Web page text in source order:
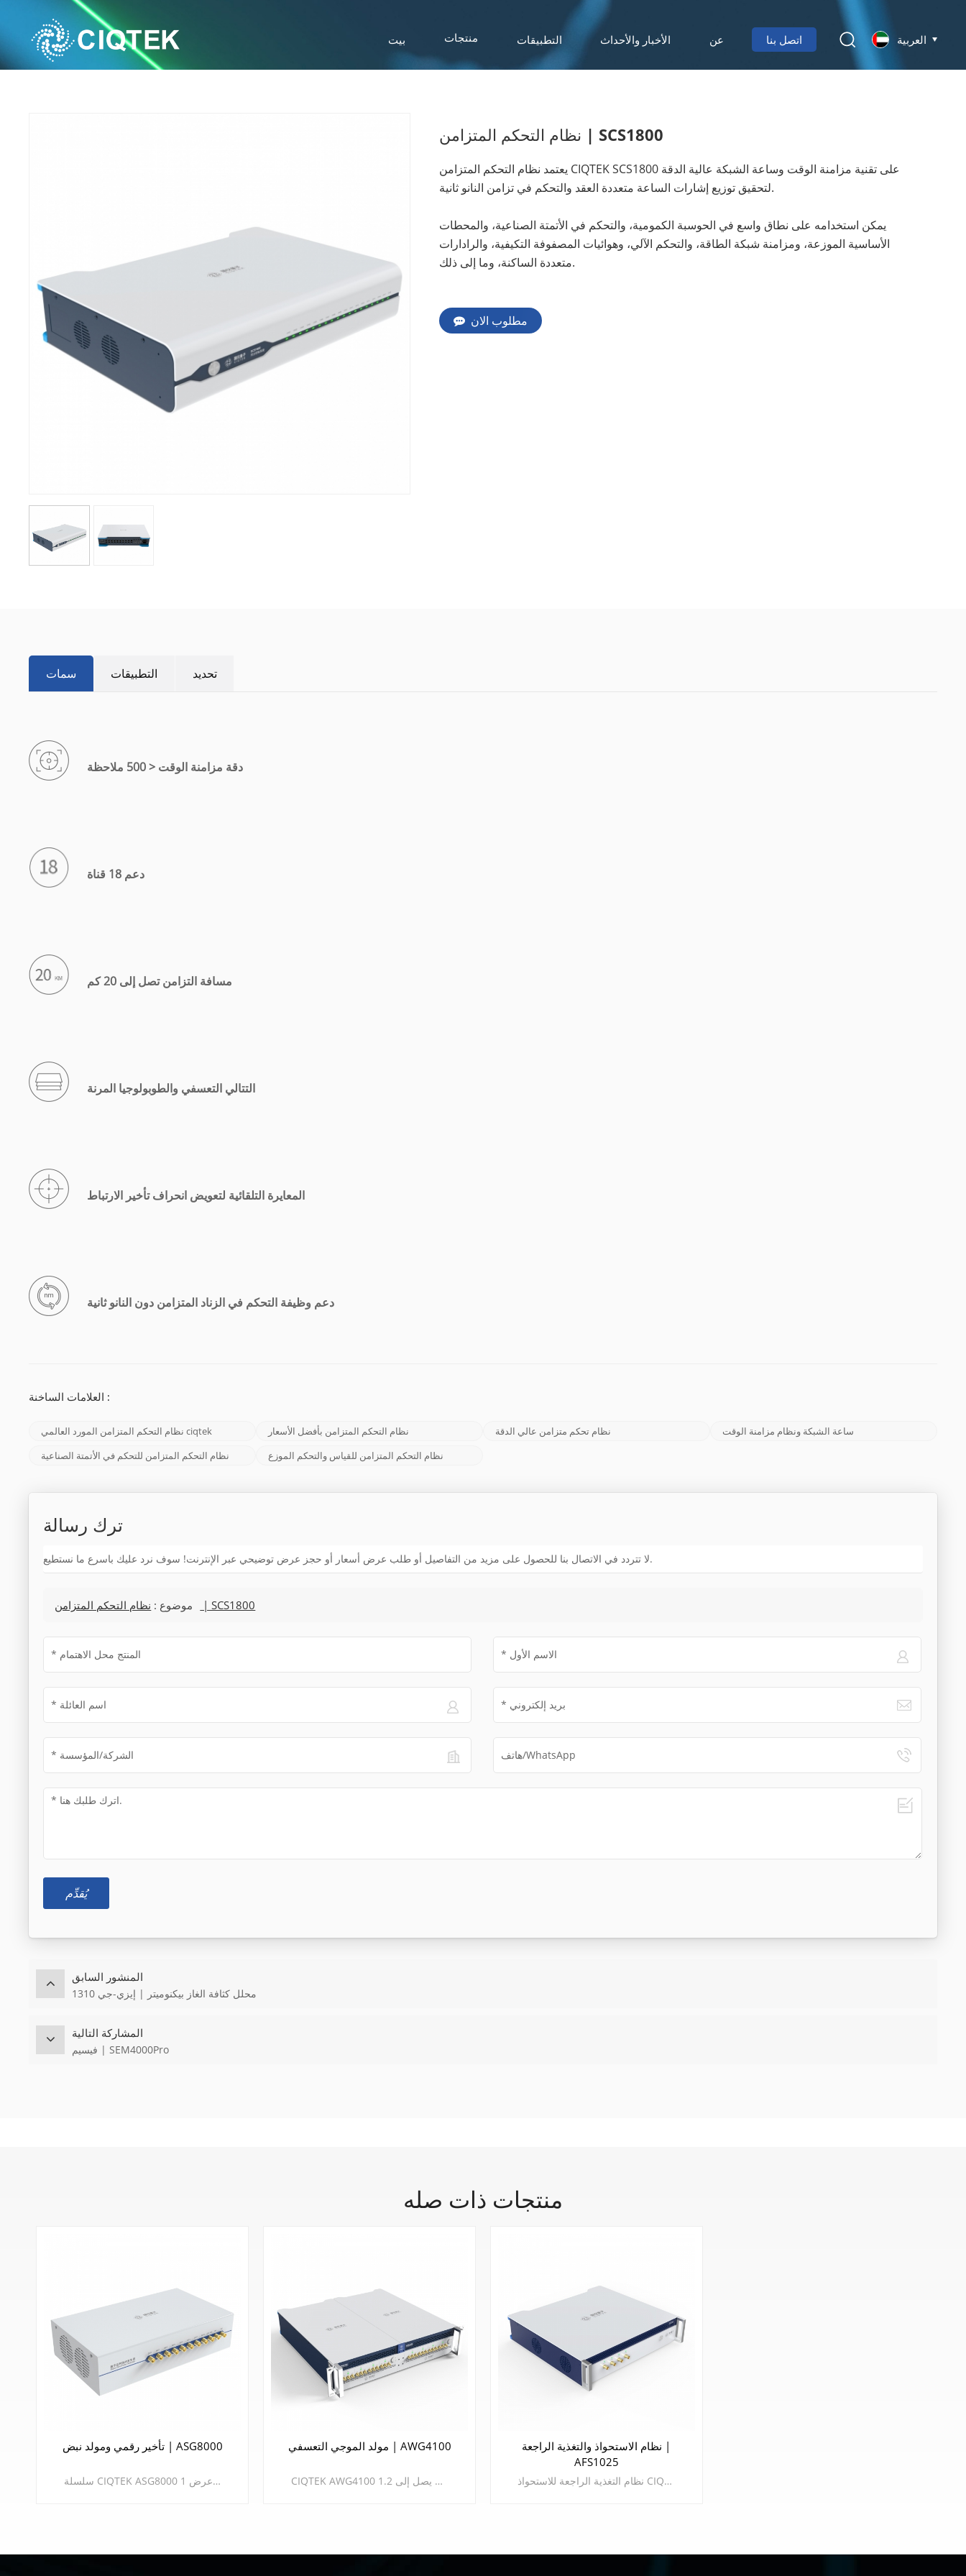
بيت منتجات التطبيقات الأخبار والأحداث عن اتصل بنا العربية
نظام التحكم المتزامن | SCS1800
يعتمد نظام التحكم المتزامن CIQTEK SCS1800 على تقنية مزامنة الوقت وساعة الشبكة عالية الدقة
لتحقيق توزيع إشارات الساعة متعددة العقد والتحكم في تزامن النانو ثانية.
يمكن استخدامه على نطاق واسع في الحوسبة الكمومية، والتحكم في الأتمتة الصناعية، والمحطات
الأساسية الموزعة، ومزامنة شبكة الطاقة، والتحكم الآلي، وهوائيات المصفوفة التكيفية، والرادارات
متعددة الساكنة، وما إلى ذلك.
مطلوب الان
سمات التطبيقات تحديد
دقة مزامنة الوقت < 500 ملاحظة
دعم 18 قناة
مسافة التزامن تصل إلى 20 كم
التتالي التعسفي والطوبولوجيا المرنة
المعايرة التلقائية لتعويض انحراف تأخير الارتباط
دعم وظيفة التحكم في الزناد المتزامن دون النانو ثانية
العلامات الساخنة :
نظام التحكم المتزامن المورد العالمي ciqtek نظام التحكم المتزامن بأفضل الأسعار نظام تحكم متزامن عالي الدقة
ساعة الشبكة ونظام مزامنة الوقت
نظام التحكم المتزامن للتحكم في الأتمتة الصناعية
نظام التحكم المتزامن للقياس والتحكم الموزع
ترك رسالة
لا تتردد في الاتصال بنا للحصول على مزيد من التفاصيل أو طلب عرض أسعار أو حجز عرض توضيحي عبر الإنترنت! سوف نرد عليك باسرع ما نستطيع.
موضوع : نظام التحكم المتزامن | SCS1800
يُقدِّم
المنشور السابق
محلل كثافة الغاز بيكنوميتر | إيزي-جي 1310
المشاركة التالية
فيسيم | SEM4000Pro
منتجات ذات صله
تأخير رقمي ومولد نبض | ASG8000
سلسلة CIQTEK ASG8000 عبارة عن مولدات نبض تأخير رقمية عالية السرعة ودقة عالية وقابلة للبرمجة قادرة على إخراج تسلسلات نبضية معقدة بدقة عرض 1ns مع توفير ارتعاش RMS أقل ودقة أعلى والمزيد من واجهات الإخراج وجدولة أكثر حرية. يوفر المنتج وظائف تحكم دقيقة في التوقيت لمجموعة واسعة من التطبيقات في الرنين المغناطيسي المجهري (NMR، EPR، ODMR)، والحوسبة الكمومية، والموجات فوق الصوتية، والرادار، والتصوير الطبي، والعديد من المجالات الأخرى. يدعم SDK لغة C++، وPython، وLabVIEW.
مولد الموجي التعسفي | AWG4100
CIQTEK AWG4100 هو مولد موجي تعسفي متعدد القنوات ذو أداء عالٍ. يحتوي على أربع قنوات مستقلة لإخراج الشكل الموجي ويمكن لكل قناة أن توفر مخرجًا موجيًا أحادي النهاية بمعدل أخذ عينات يصل إلى 1.2 GSa/s ودقة رأسية تبلغ 16 بت. تتمتع كل قناة بعمق تخزين أقصى يبلغ 512 مللي أمبير في الساعة، وهي مجهزة بوظيفة تحرير شكل موجة مرنة محددة من قبل المستخدم ووظيفة تشغيل تسلسل يمكنها بسهولة تلبية متطلبات شكل الموجة المعقدة في ظل سيناريوهات مختلفة.
نظام الاستحواذ والتغذية الراجعة |
AFS1025
نظام التغذية الراجعة للاستحواذ CIQTEK AFS1025 هو نظام قياس وتحكم شامل يدمج عملية الحصول على الإشارة التناظرية وإخراج الإشارة. يمكن استخدامه على نطاق واسع في الاتصالات والرادار والحرب الإلكترونية والرنين المغناطيسي النووي. وهو يدمج قناتين لإخراج الإشارة واكتسابها، بالإضافة إلى خوارزمية معالجة الإشارة في الوقت الحقيقي باستخدام مصفوفة البوابات المنطقية القابلة للبرمجة (FPGA).